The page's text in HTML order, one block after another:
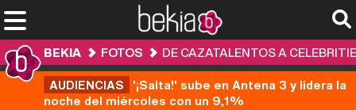
BEKIA FOTOS
DE CAZATALENTOS A
AUDIENCIAS '¡Salta!' sube en Antena 3 y lidera la
noche del miércoles con un 9,1%